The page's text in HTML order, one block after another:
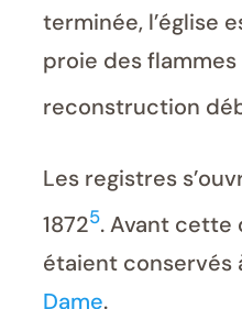
terminée, l’église
proie des flammes
reconstruction
Les registres
18725. Avant cette
étaient conservés
Dame.